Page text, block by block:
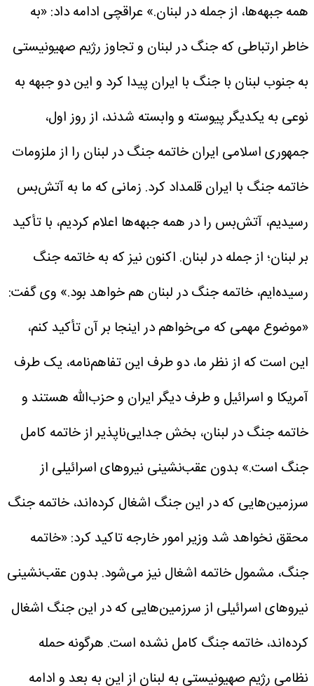
همه جبهه‌ها، از جمله در لبنان.» عراقچی ادامه داد: «به
خاطر ارتباطی که جنگ در لبنان و تجاوز رژیم صهیونیستی
به جنوب لبنان با جنگ با ایران پیدا کرد و این دو جبهه به
نوعی به یکدیگر پیوسته و وابسته شدند، از روز اول،
جمهوری اسلامی ایران خاتمه جنگ در لبنان را از ملزومات
خاتمه جنگ با ایران قلمداد کرد. زمانی که ما به آتش‌بس
رسیدیم، آتش‌بس را در همه جبهه‌ها اعلام کردیم، با تأکید
بر لبنان؛ از جمله در لبنان. اکنون نیز که به خاتمه جنگ
رسیده‌ایم، خاتمه جنگ در لبنان هم خواهد بود.» وی گفت:
«موضوع مهمی که می‌خواهم در اینجا بر آن تأکید کنم،
این است که از نظر ما، دو طرف این تفاهم‌نامه، یک طرف
آمریکا و اسرائیل و طرف دیگر ایران و حزب‌الله هستند و
خاتمه جنگ در لبنان، بخش جدایی‌ناپذیر از خاتمه کامل
جنگ است.» بدون عقب‌نشینی نیروهای اسرائیلی از
سرزمین‌هایی که در این جنگ اشغال کرده‌اند، خاتمه جنگ
محقق نخواهد شدوزیر امور خارجه تاکید کرد: «خاتمه
جنگ، مشمول خاتمه اشغال نیز می‌شود. بدون عقب‌نشینی
نیروهای اسرائیلی از سرزمین‌هایی که در این جنگ اشغال
کرده‌اند، خاتمه جنگ کامل نشده است. هرگونه حمله
نظامی رژیم صهیونیستی به لبنان از این به بعد و ادامه